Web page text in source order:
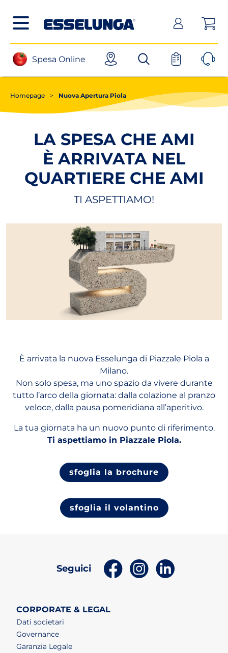
Spesa Online(apri in un nuovo tab)
Homepage > Nuova Apertura Piola
LA SPESA CHE AMI
È ARRIVATA NEL
QUARTIERE CHE AMI
TI ASPETTIAMO!
È arrivata la nuova Esselunga di Piazzale Piola a
Milano.
Non solo spesa, ma uno spazio da vivere durante
tutto l’arco della giornata: dalla colazione al pranzo
veloce, dalla pausa pomeridiana all’aperitivo.
La tua giornata ha un nuovo punto di riferimento.
Ti aspettiamo in Piazzale Piola.
sfoglia la brochure
sfoglia il volantino
Seguici (apri in un nuovo tab)
(apri in un nuovo
CORPORATE & LEGAL
Dati societari
Governance
Garanzia Legale